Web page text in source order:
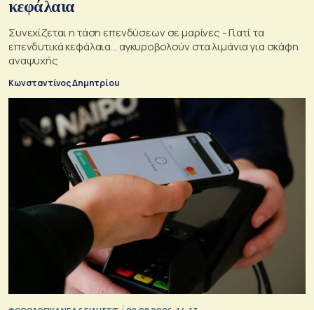
κεφάλαια
Συνεχίζεται η τάση επενδύσεων σε μαρίνες - Γιατί τα
επενδυτικά κεφάλαια… αγκυροβολούν στα λιμάνια για σκάφη
αναψυχής
Κωνσταντίνος Δημητρίου